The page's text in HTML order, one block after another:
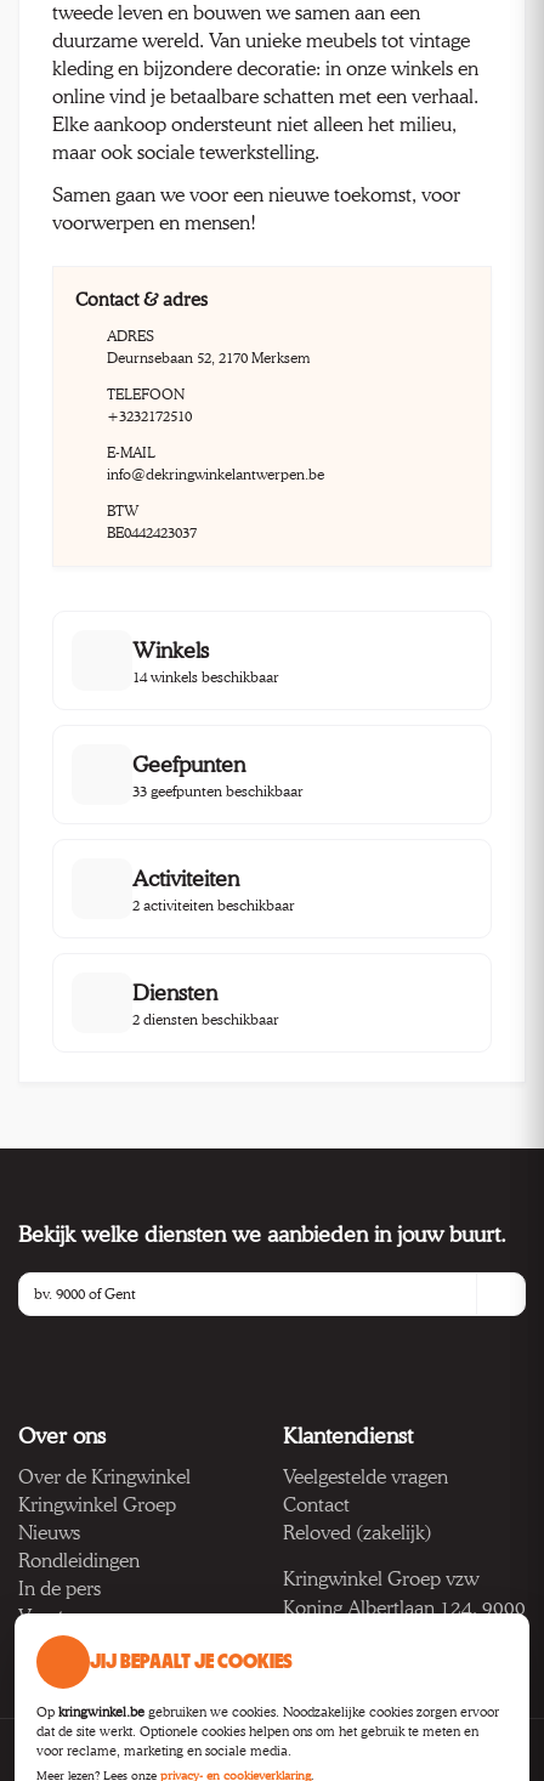
tweede leven en bouwen we samen aan een
duurzame wereld. Van unieke meubels tot vintage
kleding en bijzondere decoratie: in onze winkels en
online vind je betaalbare schatten met een verhaal.
Elke aankoop ondersteunt niet alleen het milieu,
maar ook sociale tewerkstelling.
Samen gaan we voor een nieuwe toekomst, voor
voorwerpen en mensen!
Contact & adres
ADRES
Deurnsebaan 52, 2170 Merksem
TELEFOON
+3232172510
E-MAIL
info@dekringwinkelantwerpen.be
BTW
BE0442423037
Winkels
14 winkels beschikbaar
Geefpunten
33 geefpunten beschikbaar
Activiteiten
2 activiteiten beschikbaar
Diensten
2 diensten beschikbaar
Bekijk welke diensten we aanbieden in jouw buurt.
Over ons
Over de Kringwinkel
Kringwinkel Groep
Nieuws
Rondleidingen
In de pers
Vacatures
Klantendienst
Veelgestelde vragen
Contact
Reloved (zakelijk)
Kringwinkel Groep vzw
Koning Albertlaan 124, 9000
BTW BE 1033.922.208
PrivacyVoorwaardenToegankelijkheid
JIJ BEPAALT JE COOKIES
Op kringwinkel.be gebruiken we cookies. Noodzakelijke cookies zorgen ervoor
dat de site werkt. Optionele cookies helpen ons om het gebruik te meten en
voor reclame, marketing en sociale media.
Meer lezen? Lees onze privacy- en cookieverklaring.